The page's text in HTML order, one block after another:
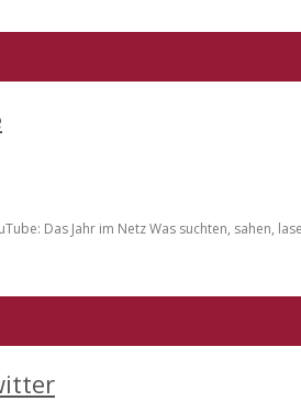
Das Jahr im Netz Was suchten,